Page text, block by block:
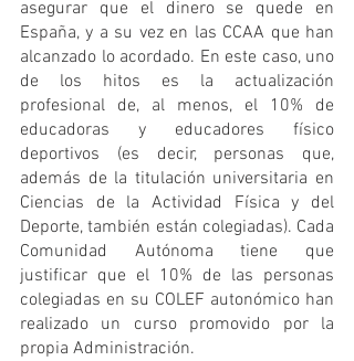
asegurar que el dinero se quede en
España, y a su vez en las CCAA que han
alcanzado lo acordado. En este caso, uno
de los hitos es la actualización
profesional de, al menos, el 10% de
educadoras y educadores físico
deportivos (es decir, personas que,
además de la titulación universitaria en
Ciencias de la Actividad Física y del
Deporte, también están colegiadas). Cada
Comunidad Autónoma tiene que
justificar que el 10% de las personas
colegiadas en su COLEF autonómico han
realizado un curso promovido por la
propia Administración.